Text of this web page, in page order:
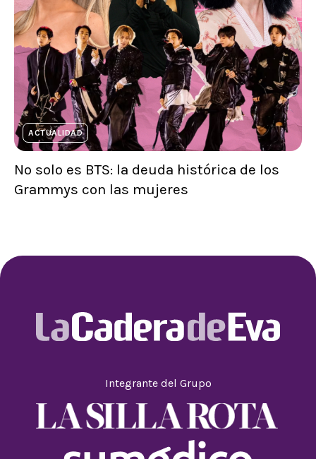
ACTUALIDAD
No solo es BTS: la deuda histórica de los
Grammys con las mujeres
Integrante del Grupo